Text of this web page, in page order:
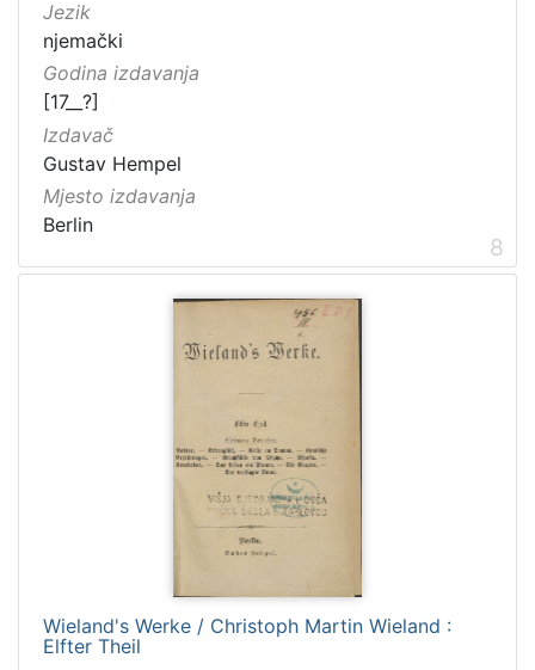
Jezik
njemački
Godina izdavanja
[17__?]
Izdavač
Gustav Hempel
Mjesto izdavanja
Berlin
8
Wieland's Werke / Christoph Martin Wieland :
Elfter Theil